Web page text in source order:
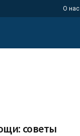
О нас
советы